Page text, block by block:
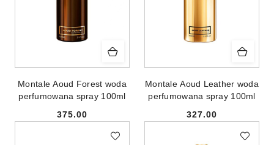
Montale Aoud Forest woda
perfumowana spray 100ml
Cena:
375.00
Montale Aoud Leather woda
perfumowana spray 100ml
Cena:
327.00